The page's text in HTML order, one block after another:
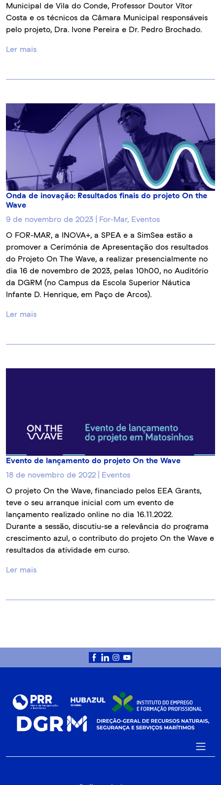
Municipal de Vila do Conde, Professor Doutor Vítor
Costa e os técnicos da Câmara Municipal responsáveis
pelo projeto, Dra. Ivone Pereira e Dr. Pedro Brochado.
Ler mais
Onda de inovação: Resultados finais do projeto On the
Wave
9 de novembro de 2023 | For-Mar, Eventos
O FOR-MAR, a INOVA+, a SPEA e a SimSea estão a
promover a Cerimónia de Apresentação dos resultados
do Projeto On The Wave, a realizar presencialmente no
dia 16 de novembro de 2023, pelas 10h00, no Auditório
da DGRM (no Campus da Escola Superior Náutica
Infante D. Henrique, em Paço de Arcos).
Ler mais
Evento de lançamento do projeto On the Wave
18 de novembro de 2022 | Eventos
O projeto On the Wave, financiado pelos EEA Grants,
teve o seu arranque inicial com um evento de
lançamento realizado online no dia 16.11.2022.
Durante a sessão, discutiu-se a relevância do programa
crescimento azul, o contributo do projeto On the Wave e
resultados da atividade em curso.
Ler mais